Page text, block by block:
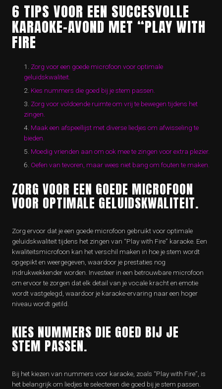
6 TIPS VOOR EEN SUCCESVOLLE
KARAOKE-AVOND MET “PLAY WITH
FIRE
Zorg voor een goede microfoon voor optimale
geluidskwaliteit.
Kies nummers die goed bij je stem passen.
Zorg voor voldoende ruimte om vrij te bewegen tijdens het
zingen.
Maak een afspeellijst met diverse liedjes om afwisseling te
bieden.
Moedig vrienden aan om ook mee te zingen voor extra plezier.
Oefen van tevoren, maar wees niet bang om fouten te maken.
ZORG VOOR EEN GOEDE MICROFOON
VOOR OPTIMALE GELUIDSKWALITEIT.
Zorg ervoor dat je een goede microfoon gebruikt voor optimale
geluidskwaliteit tijdens het zingen van “Play with Fire” karaoke. Een
kwaliteitsmicrofoon kan het verschil maken in hoe je stem wordt
opgepikt en weergegeven, waardoor je prestaties nog
indrukwekkender worden. Investeer in een betrouwbare microfoon
om ervoor te zorgen dat elk detail van je vocale kracht en emotie
wordt vastgelegd, waardoor je karaoke-ervaring naar een hoger
niveau wordt getild.
KIES NUMMERS DIE GOED BIJ JE
STEM PASSEN.
Bij het kiezen van nummers voor karaoke, zoals “Play with Fire”, is
het belangrijk om liedjes te selecteren die goed bij je stem passen.